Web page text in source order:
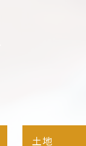
土地